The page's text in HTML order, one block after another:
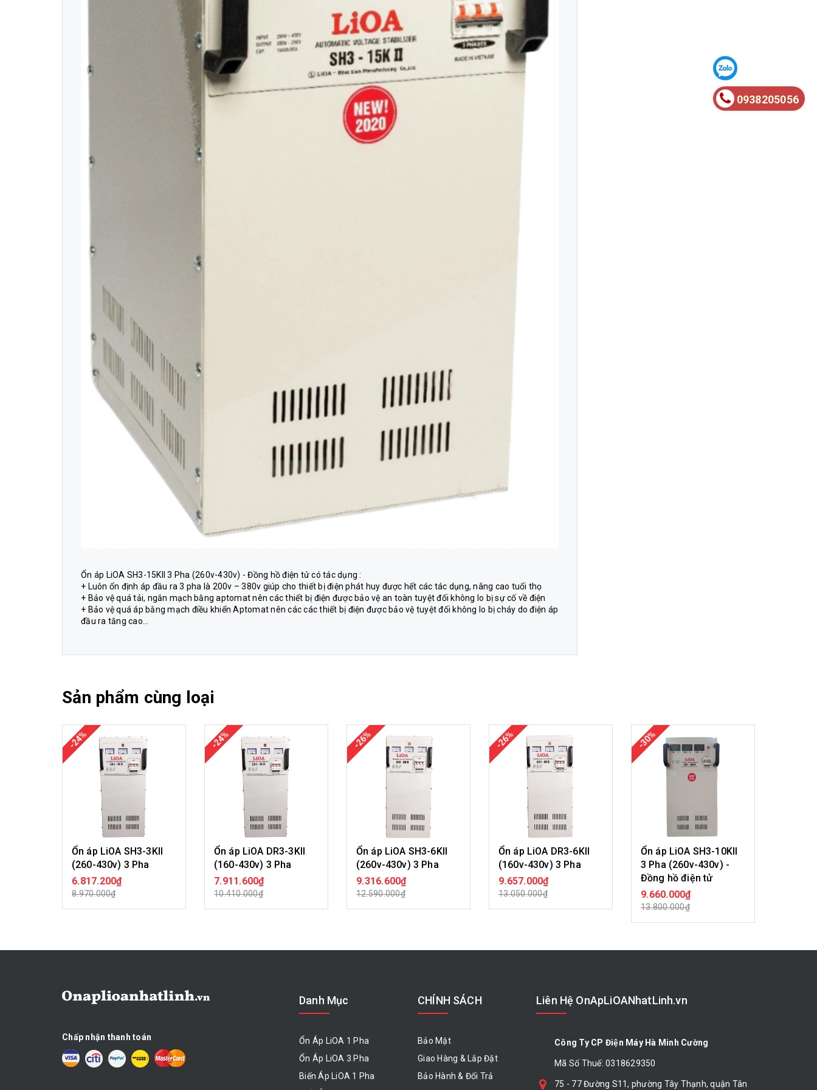
Ổn áp LiOA SH3-15KII 3 Pha (260v-430v) - Đồng hồ điện tử có tác dụng :
+ Luôn ổn định áp đầu ra 3 pha là 200v – 380v giúp cho thiết bị điện phát huy được hết các tác dụng, nâng cao tuổi thọ
+ Bảo vệ quá tải, ngắn mạch bằng aptomat nên các thiết bị điện được bảo vệ an toàn tuyệt đối không lo bị sự cố về điện
+ Bảo vệ quá áp bằng mạch điều khiển Aptomat nên các các thiết bị điện được bảo vệ tuyệt đối không lo bị cháy do điện áp
đầu ra tăng cao…
Sản phẩm cùng loại
-24%
Ổn áp LiOA SH3-3KII
(260-430v) 3 Pha
6.817.200₫
8.970.000₫
MUA HÀNG
-24%
Ổn áp LiOA DR3-3KII
(160-430v) 3 Pha
7.911.600₫
10.410.000₫
MUA HÀNG
-26%
Ổn áp LiOA SH3-6KII
(260v-430v) 3 Pha
9.316.600₫
12.590.000₫
MUA HÀNG
-26%
Ổn áp LiOA DR3-6KII
(160v-430v) 3 Pha
9.657.000₫
13.050.000₫
MUA HÀNG
-30%
Ổn áp LiOA SH3-10KII
3 Pha (260v-430v) -
Đồng hồ điện tử
9.660.000₫
13.800.000₫
MUA HÀNG
Chấp nhận thanh toán
Danh Mục
Ổn Áp LiOA 1 Pha
Ổn Áp LiOA 3 Pha
Biến Áp LiOA 1 Pha
CHÍNH SÁCH
Bảo Mật
Giao Hàng & Lắp Đặt
Bảo Hành & Đổi Trả
Liên Hệ OnApLiOANhatLinh.vn
Công Ty CP Điện Máy Hà Minh Cường
Mã Số Thuế: 0318629350
75 - 77 Đường S11, phường Tây Thạnh, quận Tân
0938205056